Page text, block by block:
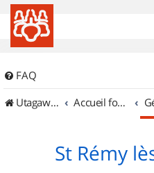
FAQ
UtagawaVTT (Randos VTT et VTTAE avec traces GPS)
Accueil forum
St Rémy